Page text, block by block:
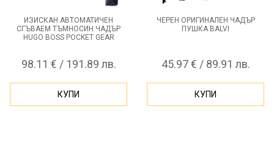
ИЗИСКАН АВТОМАТИЧЕН
СГЪВАЕМ ТЪМНОСИН ЧАДЪР
HUGO BOSS POCKET GEAR
98.11 € / 191.89 лв.
КУПИ
ЧЕРЕН ОРИГИНАЛЕН ЧАДЪР
ПУШКА BALVI
45.97 € / 89.91 лв.
КУПИ